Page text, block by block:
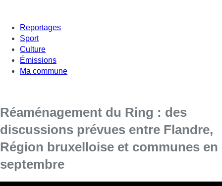
Reportages
Sport
Culture
Émissions
Ma commune
Réaménagement du Ring : des
discussions prévues entre Flandre,
Région bruxelloise et communes en
septembre